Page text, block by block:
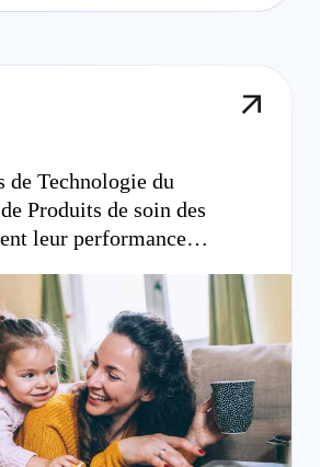
de Technologie du
Produits de soin des
leur performance